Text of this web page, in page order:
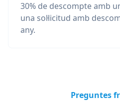
30% de descompte amb
una sol·licitud amb
any.
Preguntes